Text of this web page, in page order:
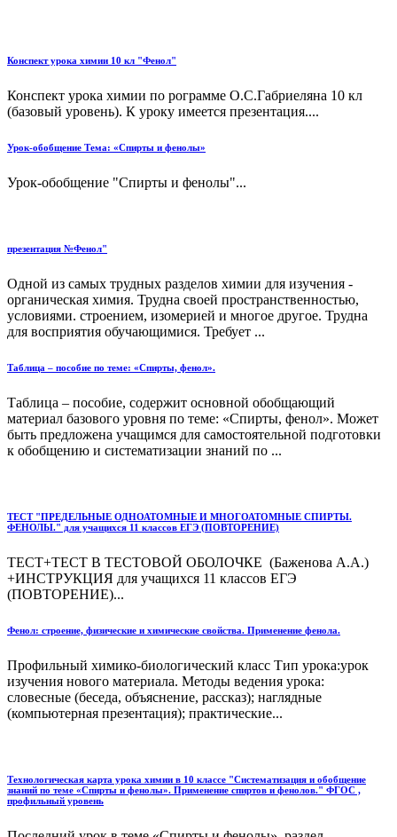
Конспект урока химии 10 кл "Фенол"
Конспект урока химии по рограмме О.С.Габриеляна 10 кл
(базовый уровень). К уроку имеется презентация....
Урок-обобщение Тема: «Спирты и фенолы»
Урок-обобщение "Спирты и фенолы"...
презентация №Фенол"
Одной из самых трудных разделов химии для изучения -
органическая химия. Трудна своей пространственностью,
условиями. строением, изомерией и многое другое. Трудна
для восприятия обучающимися. Требует ...
Таблица – пособие по теме: «Спирты, фенол».
Таблица – пособие, содержит основной обобщающий
материал базового уровня по теме: «Спирты, фенол». Может
быть предложена учащимся для самостоятельной подготовки
к обобщению и систематизации знаний по ...
ТЕСТ "ПРЕДЕЛЬНЫЕ ОДНОАТОМНЫЕ И МНОГОАТОМНЫЕ СПИРТЫ.
ФЕНОЛЫ." для учащихся 11 классов ЕГЭ (ПОВТОРЕНИЕ)
ТЕСТ+ТЕСТ В ТЕСТОВОЙ ОБОЛОЧКЕ (Баженова А.А.)
+ИНСТРУКЦИЯ для учащихся 11 классов ЕГЭ
(ПОВТОРЕНИЕ)...
Фенол: строение, физические и химические свойства. Применение фенола.
Профильный химико-биологический класс Тип урока:урок
изучения нового материала. Методы ведения урока:
словесные (беседа, объяснение, рассказ); наглядные
(компьютерная презентация); практические...
Технологическая карта урока химии в 10 классе "Систематизация и обобщение
знаний по теме «Спирты и фенолы». Применение спиртов и фенолов." ФГОС ,
профильный уровень